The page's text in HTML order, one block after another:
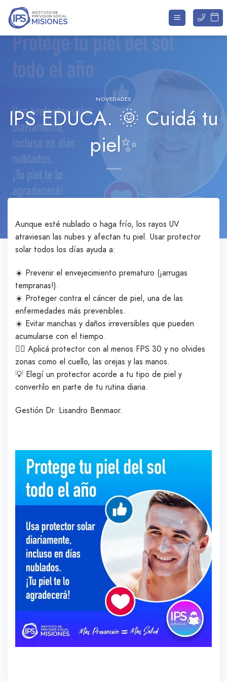
Saltar
contenido
NOVEDADES
IPS EDUCA. 🌞 Cuidá tu
piel✨
Aunque esté nublado o haga frío, los rayos UV
atraviesan las nubes y afectan tu piel. Usar protector
solar todos los días ayuda a:
☀️ Prevenir el envejecimiento prematuro (¡arrugas
tempranas!).
☀️ Proteger contra el cáncer de piel, una de las
enfermedades más prevenibles.
☀️ Evitar manchas y daños irreversibles que pueden
acumularse con el tiempo.
👩‍⚕️ Aplicá protector con al menos FPS 30 y no olvides
zonas como el cuello, las orejas y las manos.
💡 Elegí un protector acorde a tu tipo de piel y
convertilo en parte de tu rutina diaria.
Gestión Dr. Lisandro Benmaor.